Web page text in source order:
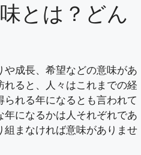
とは？どん
や成長、希望などの意味があ
れると、人々はこれまでの経
れる年になるとも言われて
になるかは人それぞれであ
組まなければ意味がありませ